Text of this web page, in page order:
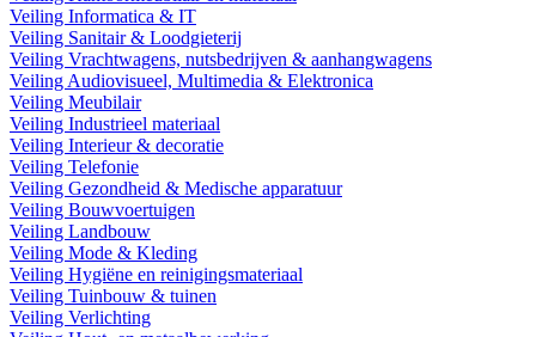
Veiling Informatica & IT
Veiling Sanitair & Loodgieterij
Veiling Vrachtwagens, nutsbedrijven & aanhangwagens
Veiling Audiovisueel, Multimedia & Elektronica
Veiling Meubilair
Veiling Industrieel materiaal
Veiling Interieur & decoratie
Veiling Telefonie
Veiling Gezondheid & Medische apparatuur
Veiling Bouwvoertuigen
Veiling Landbouw
Veiling Mode & Kleding
Veiling Hygiëne en reinigingsmateriaal
Veiling Tuinbouw & tuinen
Veiling Verlichting